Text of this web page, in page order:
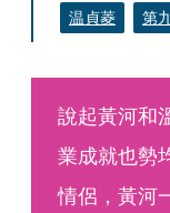
温貞菱
第
說起黃河和
業成就也勢
情侶，黃河